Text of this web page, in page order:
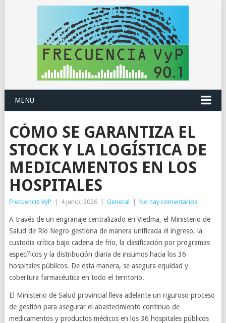
MENU
CÓMO SE GARANTIZA EL
STOCK Y LA LOGÍSTICA DE
MEDICAMENTOS EN LOS
HOSPITALES
Frecuencia VyP 4 junio, 2026 General No hay comentarios
A través de un engranaje centralizado en Viedma, el Ministerio de
Salud de Río Negro gestiona de manera unificada el ingreso, la
custodia crítica bajo cadena de frío, la clasificación por programas
específicos y la distribución diaria de insumos hacia los 36
hospitales públicos. De esta manera, se asegura equidad y
cobertura farmacéutica en todo el territorio.
El Ministerio de Salud provincial lleva adelante un riguroso proceso
de gestión para asegurar el abastecimiento continuo de
medicamentos y productos médicos en los 36 hospitales públicos